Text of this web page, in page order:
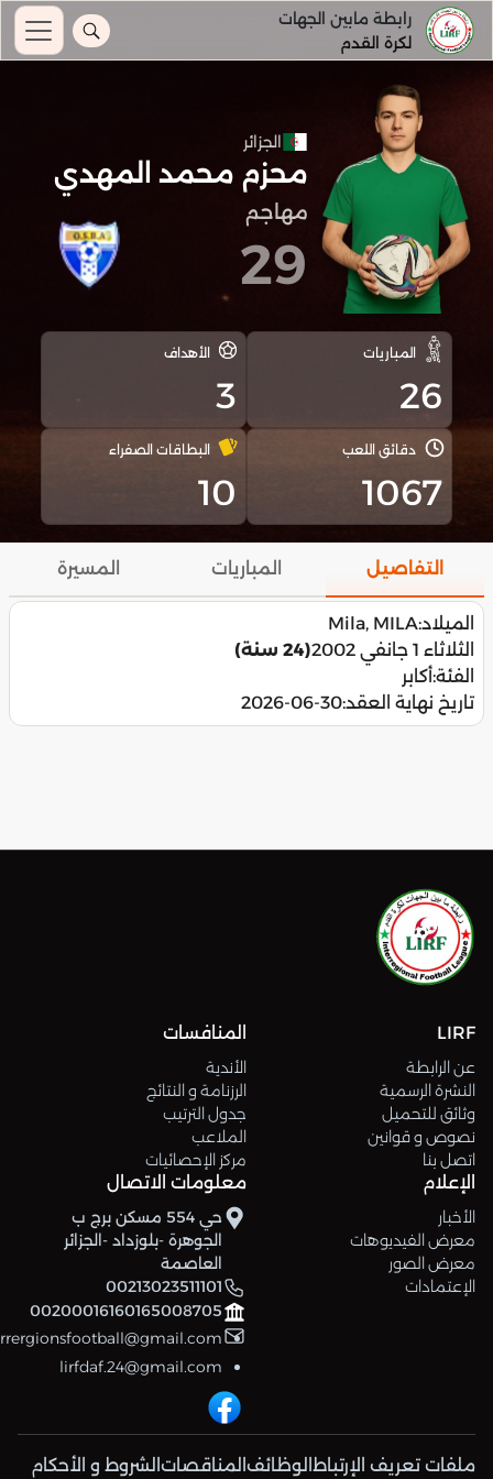
رابطة مابين الجهات
لكرة القدم
الجزائر
محزم محمد المهدي
مهاجم
29
المباريات
26
الأهداف
3
دقائق اللعب
1067
البطاقات الصفراء
10
التفاصيل المباريات المسيرة
الميلاد:Mila, MILA
الثلاثاء 1 جانفي 2002
(24 سنة)
الفئة:أكابر
تاريخ نهاية العقد:2026-06-30
LIRF
عن الرابطة
النشرة الرسمية
وثائق للتحميل
نصوص و قوانين
اتصل بنا
المنافسات
الأندية
الرزنامة و النتائج
جدول الترتيب
الملاعب
مركز الإحصائيات
الإعلام
الأخبار
معرض الفيديوهات
معرض الصور
الإعتمادات
معلومات الاتصال
حي 554 مسكن برج ب
الجوهرة -بلوزداد -الجزائر
العاصمة
00213023511101
00200016160165008705
lirfdaf.24@gmail.com
ملفات تعريف الإرتباط الوظائف المناقصات الشروط و الأحكام